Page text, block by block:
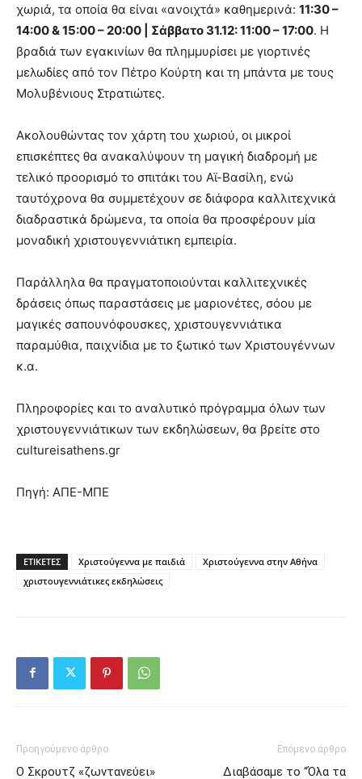
χωριά, τα οποία θα είναι «ανοιχτά» καθημερινά: 11:30 –
14:00 & 15:00 – 20:00 | Σάββατο 31.12: 11:00 – 17:00. Η
βραδιά των εγακινίων θα πλημμυρίσει με γιορτινές
μελωδίες από τον Πέτρο Κούρτη και τη μπάντα με τους
Μολυβένιους Στρατιώτες.
Ακολουθώντας τον χάρτη του χωριού, οι μικροί
επισκέπτες θα ανακαλύψουν τη μαγική διαδρομή με
τελικό προορισμό το σπιτάκι του Αϊ-Βασίλη, ενώ
ταυτόχρονα θα συμμετέχουν σε διάφορα καλλιτεχνικά
διαδραστικά δρώμενα, τα οποία θα προσφέρουν μία
μοναδική χριστουγεννιάτικη εμπειρία.
Παράλληλα θα πραγματοποιούνται καλλιτεχνικές
δράσεις όπως παραστάσεις με μαριονέτες, σόου με
μαγικές σαπουνόφουσκες, χριστουγεννιάτικα
παραμύθια, παιχνίδια με το ξωτικό των Χριστουγέννων
κ.α.
Πληροφορίες και το αναλυτικό πρόγραμμα όλων των
χριστουγεννιάτικων των εκδηλώσεων, θα βρείτε στο
cultureisathens.gr
Πηγή: ΑΠΕ-ΜΠΕ
ΕΤΙΚΕΤΕΣ Χριστούγεννα με παιδιά
Χριστούγεννα στην Αθήνα
χριστουγεννιάτικες εκδηλώσεις
Προηγούμενο άρθρο
Ο Σκρουτζ «ζωντανεύει»
Επόμενο άρθρο
Διαβάσαμε το “Όλα τα